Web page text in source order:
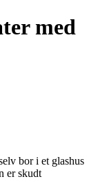
med
bor i et glashus
er skudt